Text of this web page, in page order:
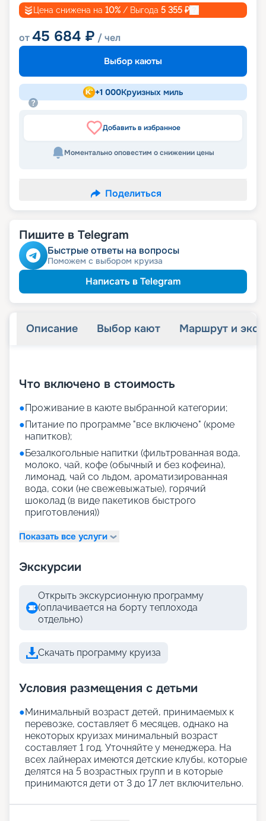
Цена снижена на 10% / Выгода 5 355 ₽
от45 684 ₽ / чел
Выбор каюты
+1 000Круизных миль
Добавить в избранное
Моментально оповестим о снижении цены
Поделиться
Пишите в Telegram
Быстрые ответы на вопросы
Поможем с выбором круиза
Написать в Telegram
Описание Выбор кают Маршрут и
Что включено в стоимость
●Проживание в каюте выбранной категории;
●Питание по программе "все включено" (кроме
напитков);
●Безалкогольные напитки (фильтрованная вода,
молоко, чай, кофе (обычный и без кофеина),
лимонад, чай со льдом, ароматизированная
вода, соки (не свежевыжатые), горячий
шоколад (в виде пакетиков быстрого
приготовления))
Показать все услуги
Экскурсии
Открыть экскурсионную программу
(оплачивается на борту теплохода
отдельно)
Скачать программу круиза
Условия размещения с детьми
●Минимальный возраст детей, принимаемых к
перевозке, составляет 6 месяцев, однако на
некоторых круизах минимальный возраст
составляет 1 год. Уточняйте у менеджера. На
всех лайнерах имеются детские клубы, которые
делятся на 5 возрастных групп и в которые
принимаются дети от 3 до 17 лет включительно.